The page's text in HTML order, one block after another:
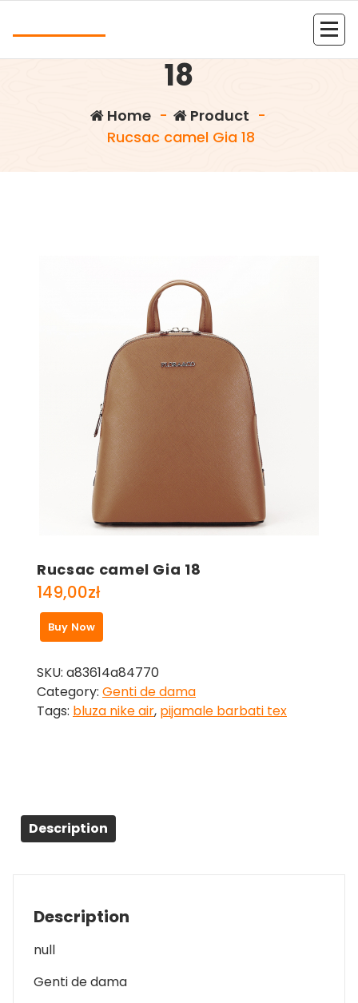
Rucsac camel Gia
18
Home- Product -
Rucsac camel Gia 18
Rucsac camel Gia 18
149,00zł
Buy Now
SKU: a83614a84770
Category: Genti de dama
Tags: bluza nike air, pijamale barbati tex
Description
Description
null
Genti de dama